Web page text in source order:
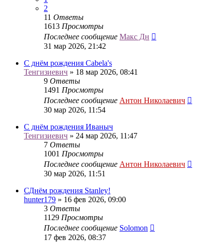
2
11 Ответы
1613 Просмотры
Последнее сообщение Макс Дн
31 мар 2026, 21:42
С днём рождения Cabela's
Тенгизиевич » 18 мар 2026, 08:41
9 Ответы
1491 Просмотры
Последнее сообщение Антон Николаевич
30 мар 2026, 11:54
С днём рождения Иваныч
Тенгизиевич » 24 мар 2026, 11:47
7 Ответы
1001 Просмотры
Последнее сообщение Антон Николаевич
30 мар 2026, 11:51
СДнём рождения Stanley!
hunter179 » 16 фев 2026, 09:00
3 Ответы
1129 Просмотры
Последнее сообщение Solomon
17 фев 2026, 08:37